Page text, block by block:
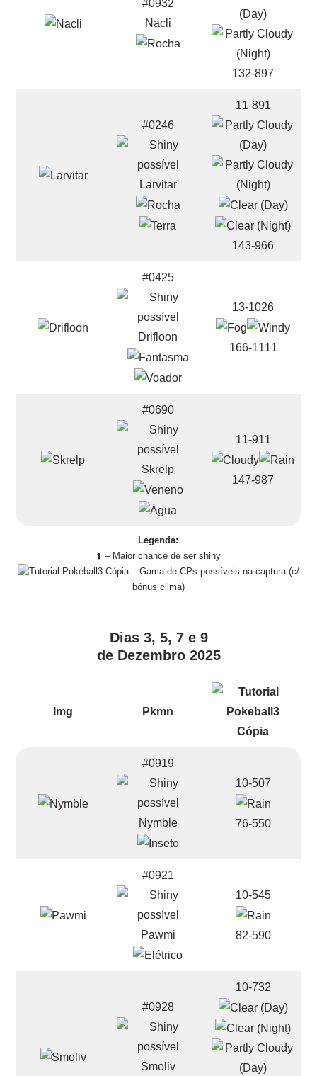
#0932
Nacli
132-897
#0246
Larvitar
11-891
143-966
#0425
Drifloon
13-1026
166-1111
#0690
Skrelp
11-911
147-987
Legenda:
⬆️ – Maior chance de ser shiny
– Gama de CPs possíveis na captura (c/
bónus clima)
Dias 3, 5, 7 e 9
de Dezembro 2025
Img Pkmn
#0919
Nymble
10-507
76-550
#0921
Pawmi
10-545
82-590
#0928
Smoliv
10-732